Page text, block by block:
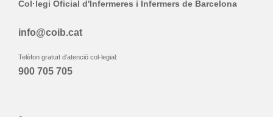
Col·legi Oficial d'Infermeres i Infermers de Barcelona
info@coib.cat
Telèfon gratuït d'atenció col·legial:
900 705 705